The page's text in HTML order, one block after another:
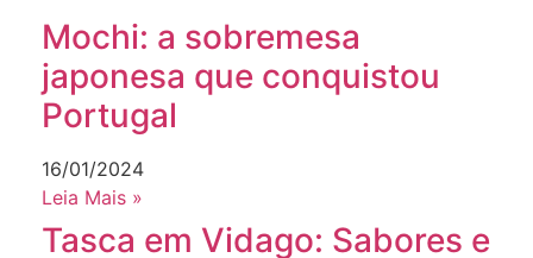
Mochi: a sobremesa
japonesa que conquistou
Portugal
16/01/2024
Leia Mais »
Tasca em Vidago: Sabores e